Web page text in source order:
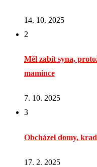
14. 10. 2025
2
Měl zabít syna,
mamince
7. 10. 2025
3
Obcházel domy,
17. 2. 2025